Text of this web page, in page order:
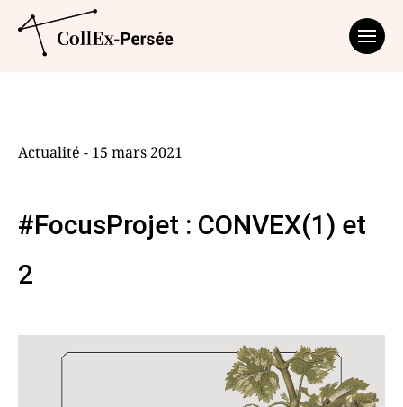
Actualité - 15 mars 2021
#FocusProjet : CONVEX(1) et
2